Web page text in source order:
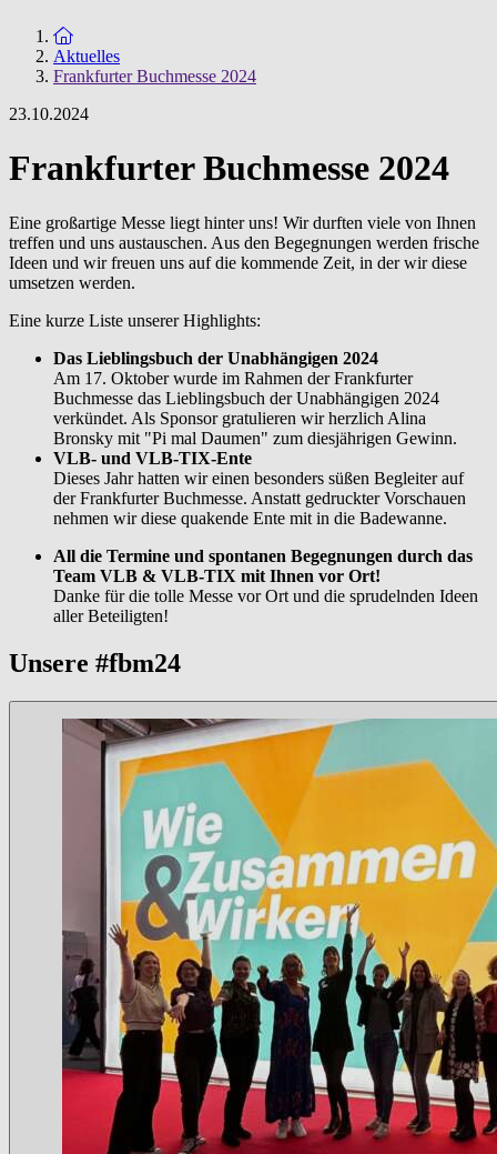
Zur Startseite
Aktuelles
Frankfurter Buchmesse 2024
23.10.2024
Frankfurter Buchmesse 2024
Eine großartige Messe liegt hinter uns! Wir durften viele von Ihnen
treffen und uns austauschen. Aus den Begegnungen werden frische
Ideen und wir freuen uns auf die kommende Zeit, in der wir diese
umsetzen werden.
Eine kurze Liste unserer Highlights:
Das Lieblingsbuch der Unabhängigen 2024
Am 17. Oktober wurde im Rahmen der Frankfurter
Buchmesse das Lieblingsbuch der Unabhängigen 2024
verkündet. Als Sponsor gratulieren wir herzlich Alina
Bronsky mit "Pi mal Daumen" zum diesjährigen Gewinn.
VLB- und VLB-TIX-Ente
Dieses Jahr hatten wir einen besonders süßen Begleiter auf
der Frankfurter Buchmesse. Anstatt gedruckter Vorschauen
nehmen wir diese quakende Ente mit in die Badewanne.
All die Termine und spontanen Begegnungen durch das
Team VLB & VLB-TIX mit Ihnen vor Ort!
Danke für die tolle Messe vor Ort und die sprudelnden Ideen
aller Beteiligten!
Unsere #fbm24